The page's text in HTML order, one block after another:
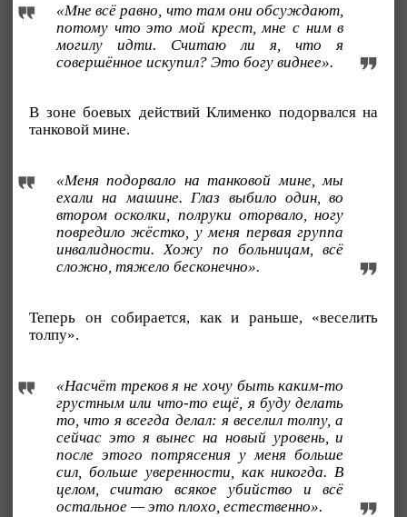
«Мне всё равно, что там они обсуждают,
потому что это мой крест, мне с ним в
могилу идти. Считаю ли я, что я
совершённое искупил? Это богу виднее».
В зоне боевых действий Клименко подорвался на
танковой мине.
«Меня подорвало на танковой мине, мы
ехали на машине. Глаз выбило один, во
втором осколки, полруки оторвало, ногу
повредило жёстко, у меня первая группа
инвалидности. Хожу по больницам, всё
сложно, тяжело бесконечно».
Теперь он собирается, как и раньше, «веселить
толпу».
«Насчёт треков я не хочу быть каким-то
грустным или что-то ещё, я буду делать
то, что я всегда делал: я веселил толпу, а
сейчас это я вынес на новый уровень, и
после этого потрясения у меня больше
сил, больше уверенности, как никогда. В
целом, считаю всякое убийство и всё
остальное — это плохо, естественно».